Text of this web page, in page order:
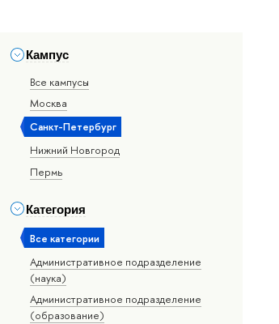
Кампус
Все кампусы
Москва
Санкт-Петербург
Нижний Новгород
Пермь
Категория
Все категории
Административное подразделение
(наука)
Административное подразделение
(образование)